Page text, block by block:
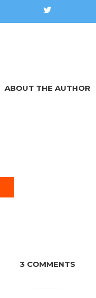
ABOUT THE AUTHOR
3 COMMENTS